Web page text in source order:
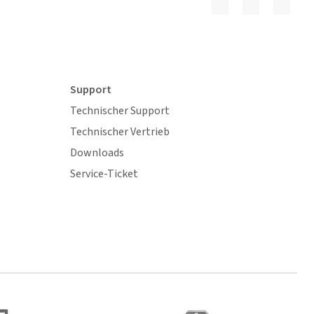
Support
Technischer Support
Technischer Vertrieb
Downloads
Service-Ticket